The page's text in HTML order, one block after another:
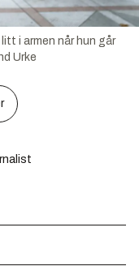
i armen når hun går
Urke